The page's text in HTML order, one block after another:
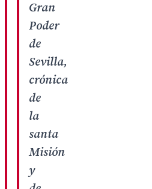
Gran
Poder
de
Sevilla,
crónica
de
la
santa
Misión
y